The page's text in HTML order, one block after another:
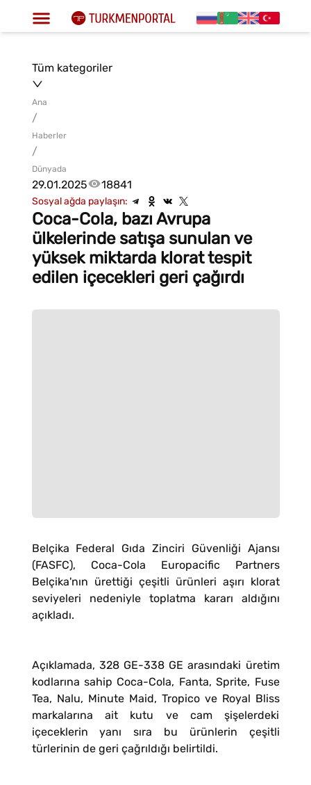
Tüm kategoriler
Ana
/
Haberler
/
Dünyada
29.01.2025 18841
Sosyal ağda paylaşın:
Coca-Cola, bazı Avrupa
ülkelerinde satışa sunulan ve
yüksek miktarda klorat tespit
edilen içecekleri geri çağırdı
Belçika Federal Gıda Zinciri Güvenliği Ajansı
(FASFC), Coca-Cola Europacific Partners
Belçika'nın ürettiği çeşitli ürünleri aşırı klorat
seviyeleri nedeniyle toplatma kararı aldığını
açıkladı.
Açıklamada, 328 GE-338 GE arasındaki üretim
kodlarına sahip Coca-Cola, Fanta, Sprite, Fuse
Tea, Nalu, Minute Maid, Tropico ve Royal Bliss
markalarına ait kutu ve cam şişelerdeki
içeceklerin yanı sıra bu ürünlerin çeşitli
türlerinin de geri çağrıldığı belirtildi.